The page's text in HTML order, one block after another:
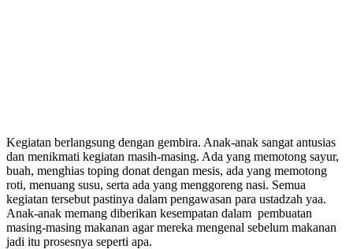
Kegiatan berlangsung dengan gembira. Anak-anak sangat antusias
dan menikmati kegiatan masih-masing. Ada yang memotong sayur,
buah, menghias toping donat dengan mesis, ada yang memotong
roti, menuang susu, serta ada yang menggoreng nasi. Semua
kegiatan tersebut pastinya dalam pengawasan para ustadzah yaa.
Anak-anak memang diberikan kesempatan dalam pembuatan
masing-masing makanan agar mereka mengenal sebelum makanan
jadi itu prosesnya seperti apa.